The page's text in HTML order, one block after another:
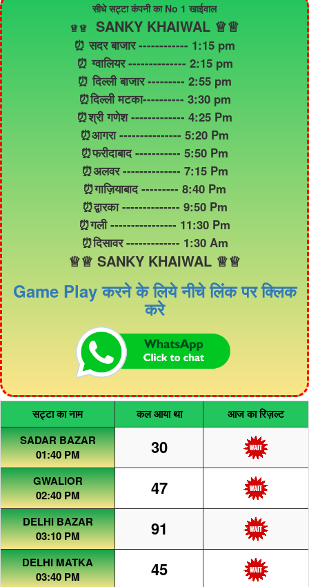
सीधे सट्टा कंपनी का No 1 खाईवाल
♕♕ SANKY KHAIWAL ♕♕
⏰ सदर बाजार ------------ 1:15 pm
⏰ ग्वालियर -------------- 2:15 pm
⏰ दिल्ली बाजार --------- 2:55 pm
⏰दिल्ली मटका---------- 3:30 pm
⏰श्री गणेश ------------- 4:25 Pm
⏰आगरा --------------- 5:20 Pm
⏰फरीदाबाद ----------- 5:50 Pm
⏰अलवर -------------- 7:15 Pm
⏰गाज़ियाबाद --------- 8:40 Pm
⏰द्वारका -------------- 9:50 Pm
⏰गली ---------------- 11:30 Pm
⏰दिसावर ------------- 1:30 Am
♕♕ SANKY KHAIWAL ♕♕
Game Play करने के लिये नीचे लिंक पर क्लिक
करे
सट्टा का नाम कल आया था
आज का रिज़ल्ट
SADAR BAZAR
01:40 PM
30
GWALIOR
02:40 PM
47
DELHI BAZAR
03:10 PM
91
DELHI MATKA
03:40 PM
45